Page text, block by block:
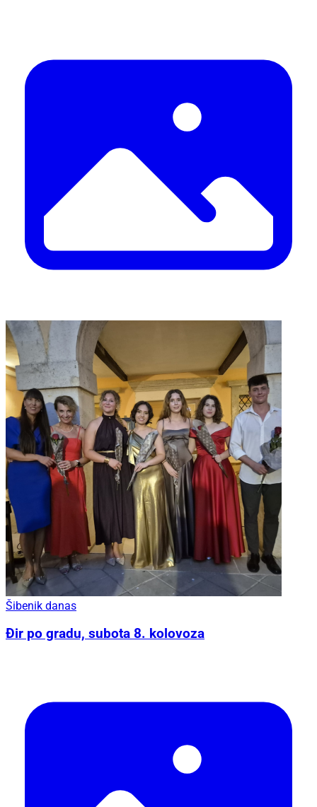
Šibenik danas
Đir po gradu, subota 8. kolovoza